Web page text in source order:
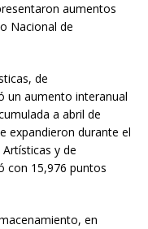
aumentos
Nacional de
de
un aumento interanual
a abril de
expandieron durante el
y de
con 15,976 puntos
en